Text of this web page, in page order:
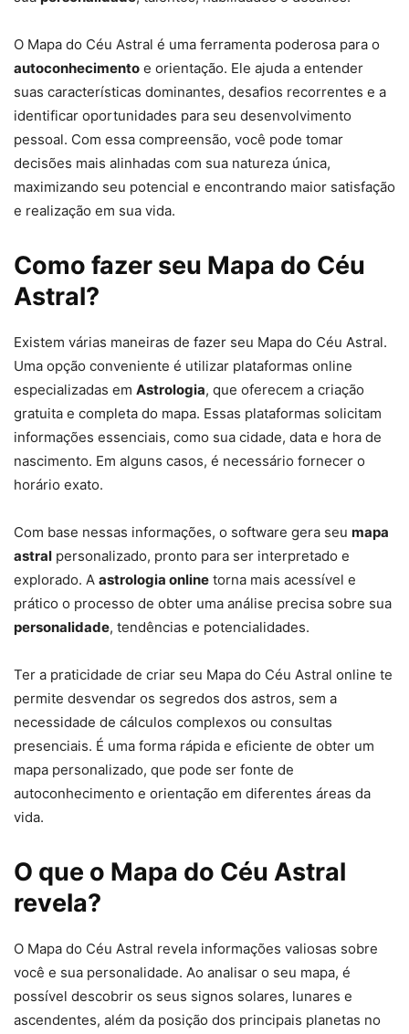
O Mapa do Céu Astral é uma ferramenta poderosa para o
autoconhecimento e orientação. Ele ajuda a entender
suas características dominantes, desafios recorrentes e a
identificar oportunidades para seu desenvolvimento
pessoal. Com essa compreensão, você pode tomar
decisões mais alinhadas com sua natureza única,
maximizando seu potencial e encontrando maior satisfação
e realização em sua vida.
Como fazer seu Mapa do Céu
Astral?
Existem várias maneiras de fazer seu Mapa do Céu Astral.
Uma opção conveniente é utilizar plataformas online
especializadas em Astrologia, que oferecem a criação
gratuita e completa do mapa. Essas plataformas solicitam
informações essenciais, como sua cidade, data e hora de
nascimento. Em alguns casos, é necessário fornecer o
horário exato.
Com base nessas informações, o software gera seu mapa
astral personalizado, pronto para ser interpretado e
explorado. A astrologia online torna mais acessível e
prático o processo de obter uma análise precisa sobre sua
personalidade, tendências e potencialidades.
Ter a praticidade de criar seu Mapa do Céu Astral online te
permite desvendar os segredos dos astros, sem a
necessidade de cálculos complexos ou consultas
presenciais. É uma forma rápida e eficiente de obter um
mapa personalizado, que pode ser fonte de
autoconhecimento e orientação em diferentes áreas da
vida.
O que o Mapa do Céu Astral
revela?
O Mapa do Céu Astral revela informações valiosas sobre
você e sua personalidade. Ao analisar o seu mapa, é
possível descobrir os seus signos solares, lunares e
ascendentes, além da posição dos principais planetas no